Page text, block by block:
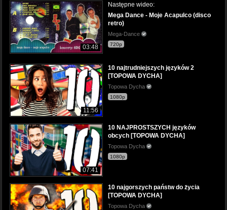
03:48
Następne wideo:
Mega Dance - Moje Acapulco (disco
retro)
Mega-Dance
720p
11:56
10 najtrudniejszych języków 2
[TOPOWA DYCHA]
Topowa Dycha
1080p
07:41
10 NAJPROSTSZYCH języków
obcych [TOPOWA DYCHA]
Topowa Dycha
1080p
10 najgorszych państw do życia
[TOPOWA DYCHA]
Topowa Dycha